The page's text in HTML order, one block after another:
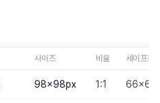
사이즈 비율 세이프존
98×98px 1:1